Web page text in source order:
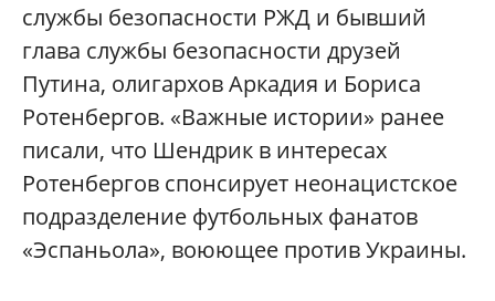
службы безопасности РЖД и бывший
глава службы безопасности друзей
Путина, олигархов Аркадия и Бориса
Ротенбергов. «Важные истории» ранее
писали, что Шендрик в интересах
Ротенбергов спонсирует неонацистское
подразделение футбольных фанатов
«Эспаньола», воюющее против Украины.